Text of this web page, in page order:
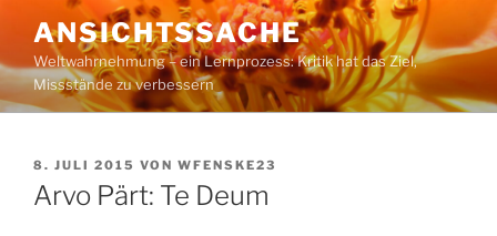
Inhalt
springen
ANSICHTSSACHE
Weltwahrnehmung – ein Lernprozess: Kritik hat das Ziel,
Missstände zu verbessern
VERÖFFENTLICHT
AM
8. JULI 2015 VON WFENSKE23
Arvo Pärt: Te Deum